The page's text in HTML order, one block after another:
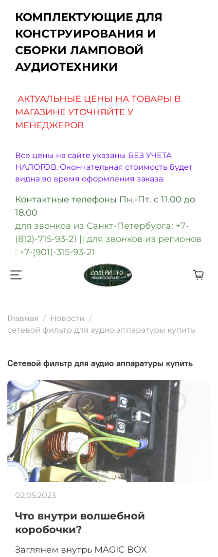
КОМПЛЕКТУЮЩИЕ ДЛЯ
КОНСТРУИРОВАНИЯ И
СБОРКИ ЛАМПОВОЙ
АУДИОТЕХНИКИ
АКТУАЛЬНЫЕ ЦЕНЫ НА ТОВАРЫ В
МАГАЗИНЕ УТОЧНЯЙТЕ У
МЕНЕДЖЕРОВ
Все цены на сайте указаны БЕЗ УЧЕТА
НАЛОГОВ. Окончательная стоимость будет
видна во время оформления заказа.
Контактные телефоны Пн.-Пт. с 11.00 до
18.00
для звонков из Санкт-Петербурга: +7-
(812)-715-93-21 || для звонков из регионов
: +7-(901)-315-93-21
Главная
Новости
сетевой фильтр для аудио аппаратуры купить
сетевой фильтр для аудио аппаратуры купить
Что внутри волшебной
коробочки?
Заглянем внутрь MAGIC BOX
02.05.2023